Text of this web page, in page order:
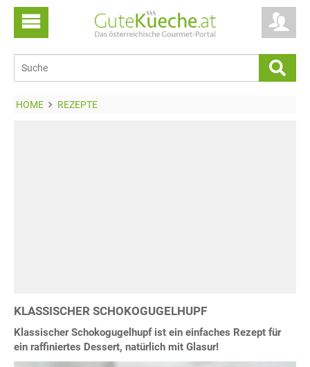
HOME REZEPTE
KLASSISCHER SCHOKOGUGELHUPF
Klassischer Schokogugelhupf ist ein einfaches Rezept für
ein raffiniertes Dessert, natürlich mit Glasur!